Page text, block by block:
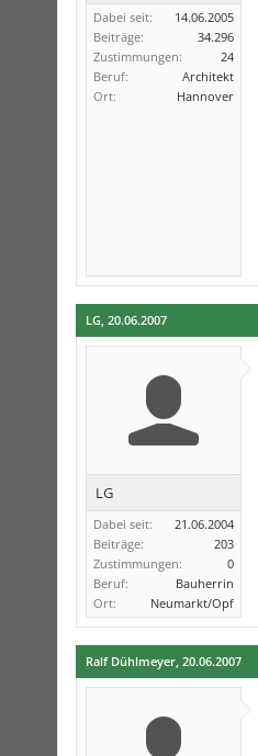
Dabei seit:
14.06.2005
Beiträge:
34.296
Zustimmungen:
24
Beruf:
Architekt
Ort:
Hannover
LG, 20.06.2007
LG
Dabei seit:
21.06.2004
Beiträge:
203
Zustimmungen:
0
Beruf:
Bauherrin
Ort:
Neumarkt/Opf
Ralf Dühlmeyer, 20.06.2007